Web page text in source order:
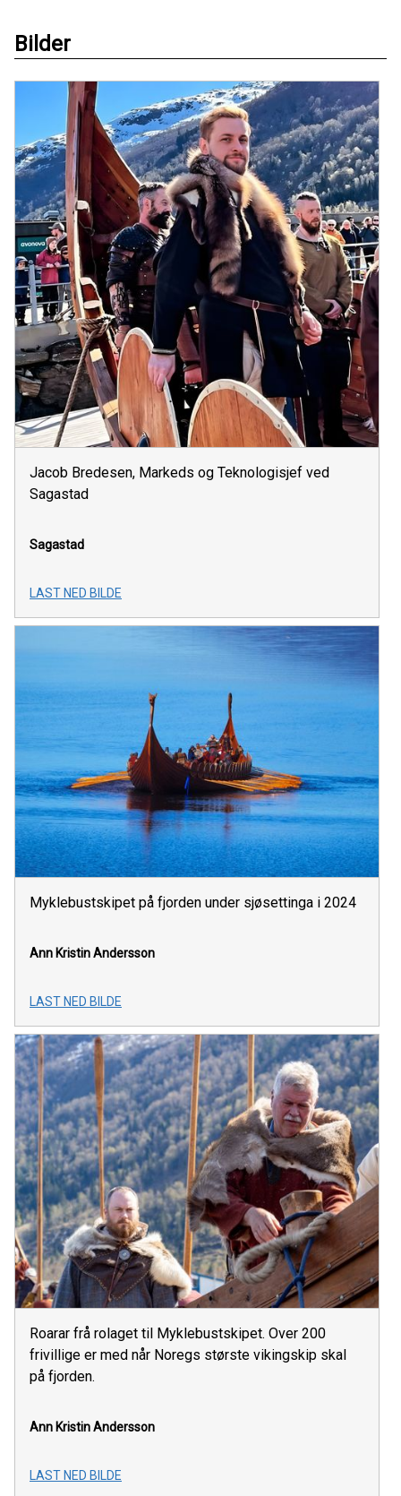
Bilder
Jacob Bredesen, Markeds og Teknologisjef ved
Sagastad
Sagastad
LAST NED BILDE
Myklebustskipet på fjorden under sjøsettinga i 2024
Ann Kristin Andersson
LAST NED BILDE
Roarar frå rolaget til Myklebustskipet. Over 200
frivillige er med når Noregs største vikingskip skal
på fjorden.
Ann Kristin Andersson
LAST NED BILDE